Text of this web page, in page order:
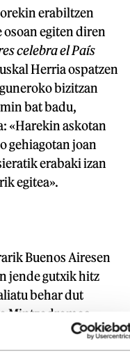
erabiltzen
osoan egiten diren
celebra el País
Herria ospatzen
bizitzan
bat badu,
«Harekin askotan
gehiagotan joan
erabaki izan
egitea».
Buenos Airesen
jende gutxik hitz
behar dut
Mintzodromoa
Urtean bi barnetegi